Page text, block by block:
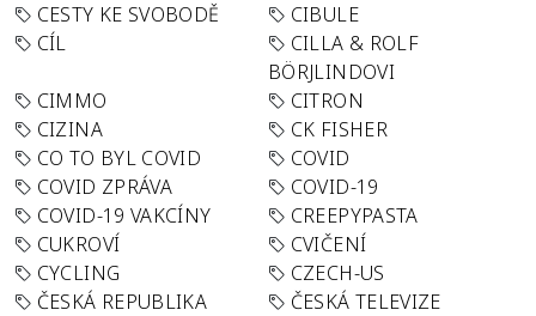
CESTY KE SVOBODĚ
CIBULE
CÍL
CILLA & ROLF
BÖRJLINDOVI
CIMMO
CITRON
CIZINA
CK FISHER
CO TO BYL COVID
COVID
COVID ZPRÁVA
COVID-19
COVID-19 VAKCÍNY
CREEPYPASTA
CUKROVÍ
CVIČENÍ
CYCLING
CZECH-US
ČESKÁ REPUBLIKA
ČESKÁ TELEVIZE